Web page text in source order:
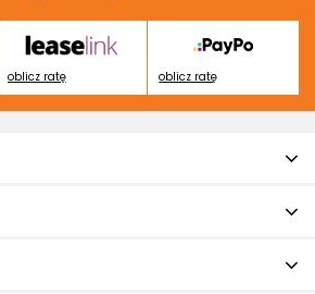
oblicz ratę oblicz ratę